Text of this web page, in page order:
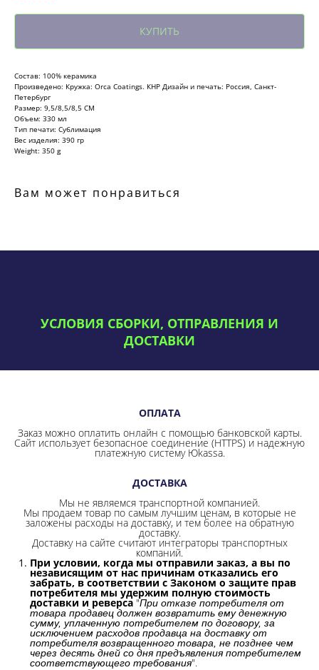
КУПИТЬ
Состав: 100% керамика
Произведено: Кружка: Orca Coatings. КНР Дизайн и печать: Россия, Санкт-
Петербург
Размер: 9,5/8,5/8,5 СМ
Объем: 330 мл
Тип печати: Сублимация
Вес изделия: 390 гр
Weight: 350 g
Вам может понравиться
УСЛОВИЯ СБОРКИ, ОТПРАВЛЕНИЯ И
ДОСТАВКИ
ОПЛАТА
Заказ можно оплатить онлайн с помощью банковской карты.
Сайт использует безопасное соединение (HTTPS) и надежную
платежную систему Юkassa.
ДОСТАВКА
Мы не являемся транспортной компанией.
Мы продаем товар по самым лучшим ценам, в которые не
заложены расходы на доставку, и тем более на обратную
доставку.
Доставку на сайте считают интеграторы транспортных
компаний.
При условии, когда мы отправили заказ, а вы по
независящим от нас причинам отказались его
забрать, в соответствии с Законом о защите прав
потребителя мы удержим полную стоимость
доставки и реверса "При отказе потребителя от
товара продавец должен возвратить ему денежную
сумму, уплаченную потребителем по договору, за
исключением расходов продавца на доставку от
потребителя возвращенного товара, не позднее чем
через десять дней со дня предъявления потребителем
соответствующего требования".